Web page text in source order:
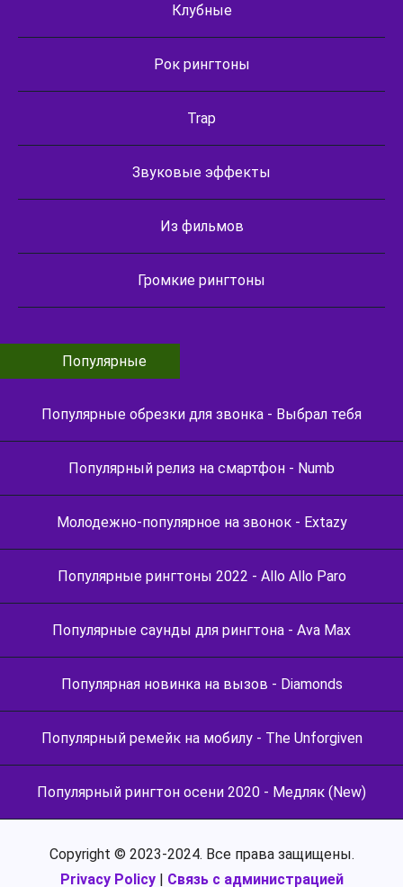
Клубные
Рок рингтоны
Trap
Звуковые эффекты
Из фильмов
Громкие рингтоны
Популярные
Популярные обрезки для звонка - Выбрал тебя
Популярный релиз на смартфон - Numb
Молодежно-популярное на звонок - Extazy
Популярные рингтоны 2022 - Allo Allo Paro
Популярные саунды для рингтона - Ava Max
Популярная новинка на вызов - Diamonds
Популярный ремейк на мобилу - The Unforgiven
Популярный рингтон осени 2020 - Медляк (New)
Copyright © 2023-2024. Все права защищены.
Privacy Policy| Связь с администрацией